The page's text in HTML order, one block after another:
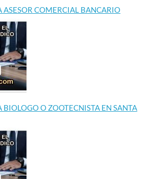
ASESOR COMERCIAL BANCARIO
BIOLOGO O ZOOTECNISTA EN SANTA